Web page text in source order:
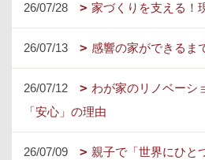
26/07/28 家づくりを支える！
26/07/13 感響の家ができるま
26/07/12
わが家のリノベーシ
「安心」の理由
26/07/09
親子で「世界にひと